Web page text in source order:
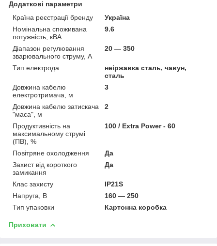
Додаткові параметри
Країна реєстрації бренду
Україна
Номінальна споживана
потужність, кВА
9.6
Діапазон регулювання
зварювального струму, А
20 — 350
Тип електрода
неіржавка сталь, чавун,
сталь
Довжина кабелю
електротримача, м
3
Довжина кабелю затискача
"маса", м
2
Продуктивність на
максимальному струмі
(ПВ), %
100 / Extra Power - 60
Повітряне охолодження
Да
Захист від короткого
замикання
Да
Клас захисту
IP21S
Напруга, В
160 — 250
Тип упаковки
Картонна коробка
Приховати